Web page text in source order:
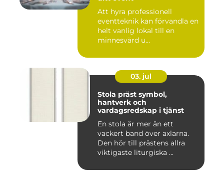
Att hyra professionell
eventteknik kan förvandla en
helt vanlig lokal till en
minnesvärd u...
03. jul
Stola präst symbol,
hantverk och
vardagsredskap i tjänst
En stola är mer än ett
vackert band över axlarna.
Den hör till prästens allra
viktigaste liturgiska ...